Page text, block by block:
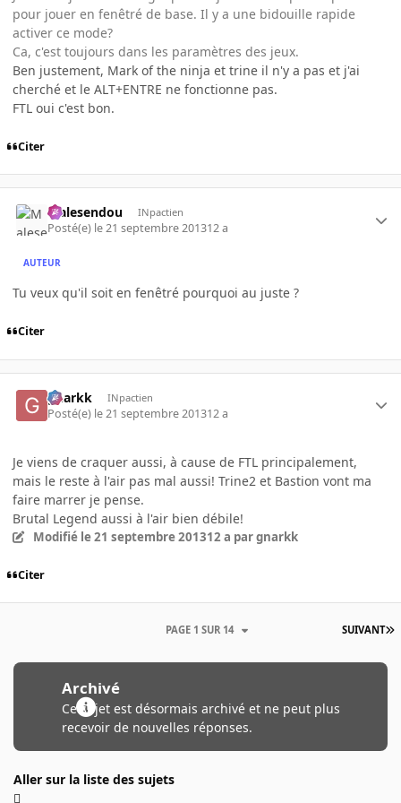
pour jouer en fenêtré de base. Il y a une bidouille rapide
activer ce mode?
Ca, c'est toujours dans les paramètres des jeux.
Ben justement, Mark of the ninja et trine il n'y a pas et j'ai
cherché et le ALT+ENTRE ne fonctionne pas.
FTL oui c'est bon.
Citer
Malesendou INpactien
Posté(e) le 21 septembre 201312 a
AUTEUR
Tu veux qu'il soit en fenêtré pourquoi au juste ?
Citer
gnarkk INpactien
Posté(e) le 21 septembre 201312 a
Je viens de craquer aussi, à cause de FTL principalement,
mais le reste à l'air pas mal aussi! Trine2 et Bastion vont ma
faire marrer je pense.
Brutal Legend aussi à l'air bien débile!
Modifié le 21 septembre 201312 a par gnarkk
Citer
SUIVANT
PAGE 1 SUR 14
Archivé
Ce sujet est désormais archivé et ne peut plus
recevoir de nouvelles réponses.
Aller sur la liste des sujets